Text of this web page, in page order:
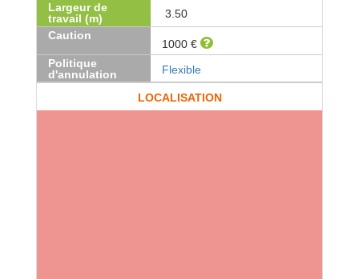
Largeur de
travail (m)
3.50
Caution
1000 €
Politique
d'annulation
Flexible
LOCALISATION